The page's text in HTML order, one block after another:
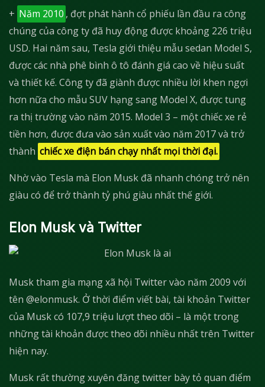
+ Năm 2010 , đợt phát hành cổ phiếu lần đầu ra công
chúng của công ty đã huy động được khoảng 226 triệu
USD. Hai năm sau, Tesla giới thiệu mẫu sedan Model S,
được các nhà phê bình ô tô đánh giá cao về hiệu suất
và thiết kế. Công ty đã giành được nhiều lời khen ngợi
hơn nữa cho mẫu SUV hạng sang Model X, được tung
ra thị trường vào năm 2015. Model 3 – một chiếc xe rẻ
tiền hơn, được đưa vào sản xuất vào năm 2017 và trở
thành chiếc xe điện bán chạy nhất mọi thời đại.
Nhờ vào Tesla mà Elon Musk đã nhanh chóng trở nên
giàu có để trở thành tỷ phú giàu nhất thế giới.
Elon Musk và Twitter
Musk tham gia mạng xã hội Twitter vào năm 2009 với
tên @elonmusk. Ở thời điểm viết bài, tài khoản Twitter
của Musk có 107,9 triệu lượt theo dõi – là một trong
những tài khoản được theo dõi nhiều nhất trên Twitter
hiện nay.
Musk rất thường xuyên đăng twitter bày tỏ quan điểm